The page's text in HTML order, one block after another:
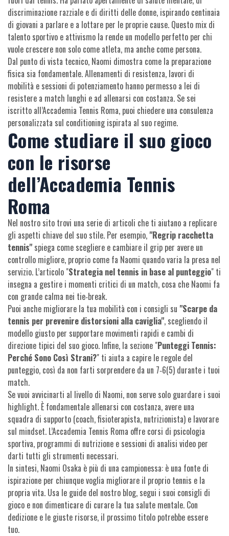
discriminazione razziale e di diritti delle donne, ispirando centinaia
di giovani a parlare e a lottare per le proprie cause. Questo mix di
talento sportivo e attivismo la rende un modello perfetto per chi
vuole crescere non solo come atleta, ma anche come persona.
Dal punto di vista tecnico, Naomi dimostra come la preparazione
fisica sia fondamentale. Allenamenti di resistenza, lavori di
mobilità e sessioni di potenziamento hanno permesso a lei di
resistere a match lunghi e ad allenarsi con costanza. Se sei
iscritto all’Accademia Tennis Roma, puoi chiedere una consulenza
personalizzata sul conditioning ispirata al suo regime.
Come studiare il suo gioco
con le risorse
dell’Accademia Tennis
Roma
Nel nostro sito trovi una serie di articoli che ti aiutano a replicare
gli aspetti chiave del suo stile. Per esempio, "Regrip racchetta
tennis" spiega come scegliere e cambiare il grip per avere un
controllo migliore, proprio come fa Naomi quando varia la presa nel
servizio. L’articolo "Strategia nel tennis in base al punteggio" ti
insegna a gestire i momenti critici di un match, cosa che Naomi fa
con grande calma nei tie‑break.
Puoi anche migliorare la tua mobilità con i consigli su "Scarpe da
tennis per prevenire distorsioni alla caviglia", scegliendo il
modello giusto per supportare movimenti rapidi e cambi di
direzione tipici del suo gioco. Infine, la sezione "Punteggi Tennis:
Perché Sono Così Strani?" ti aiuta a capire le regole del
punteggio, così da non farti sorprendere da un 7‑6(5) durante i tuoi
match.
Se vuoi avvicinarti al livello di Naomi, non serve solo guardare i suoi
highlight. È fondamentale allenarsi con costanza, avere una
squadra di supporto (coach, fisioterapista, nutrizionista) e lavorare
sul mindset. L’Accademia Tennis Roma offre corsi di psicologia
sportiva, programmi di nutrizione e sessioni di analisi video per
darti tutti gli strumenti necessari.
In sintesi, Naomi Osaka è più di una campionessa: è una fonte di
ispirazione per chiunque voglia migliorare il proprio tennis e la
propria vita. Usa le guide del nostro blog, segui i suoi consigli di
gioco e non dimenticare di curare la tua salute mentale. Con
dedizione e le giuste risorse, il prossimo titolo potrebbe essere
tuo.